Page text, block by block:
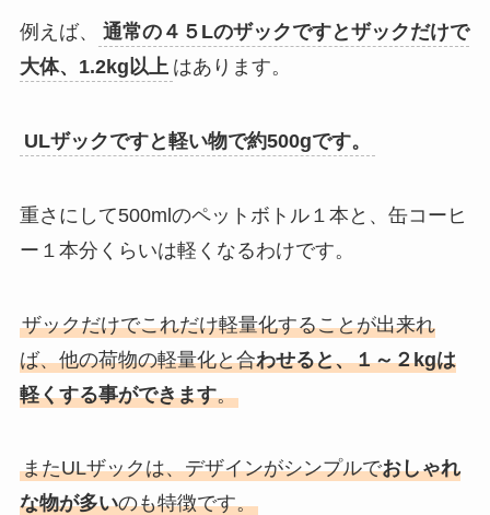
例えば、
通常の４５Lのザックですとザックだけで
大体、1.2kg以上 はあります。
ULザックですと軽い物で約500gです。
重さにして500mlのペットボトル１本と、缶コーヒ
ー１本分くらいは軽くなるわけです。
ザックだけでこれだけ軽量化することが出来れ
ば、他の荷物の軽量化と合わせると、１～２kgは
軽くする事ができます。
またULザックは、デザインがシンプルでおしゃれ
な物が多いのも特徴です。